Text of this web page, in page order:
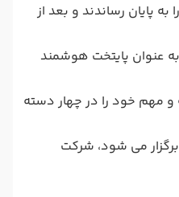
اتحادیه اروپا، مرحله اول را به پایان رساندند و بعد از
کرد که به عنوان پایتخت هوشمند
و مهم خود را در چهار دسته
در بروکسل برگزار می شود، شرکت